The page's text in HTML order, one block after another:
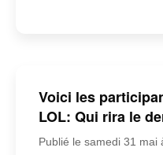
Voici les
LOL: Qui rira le
Publié le samedi 31 mai